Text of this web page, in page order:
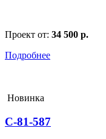
Проект от: 34 500 р.
Подробнее
Новинка
С-81-587